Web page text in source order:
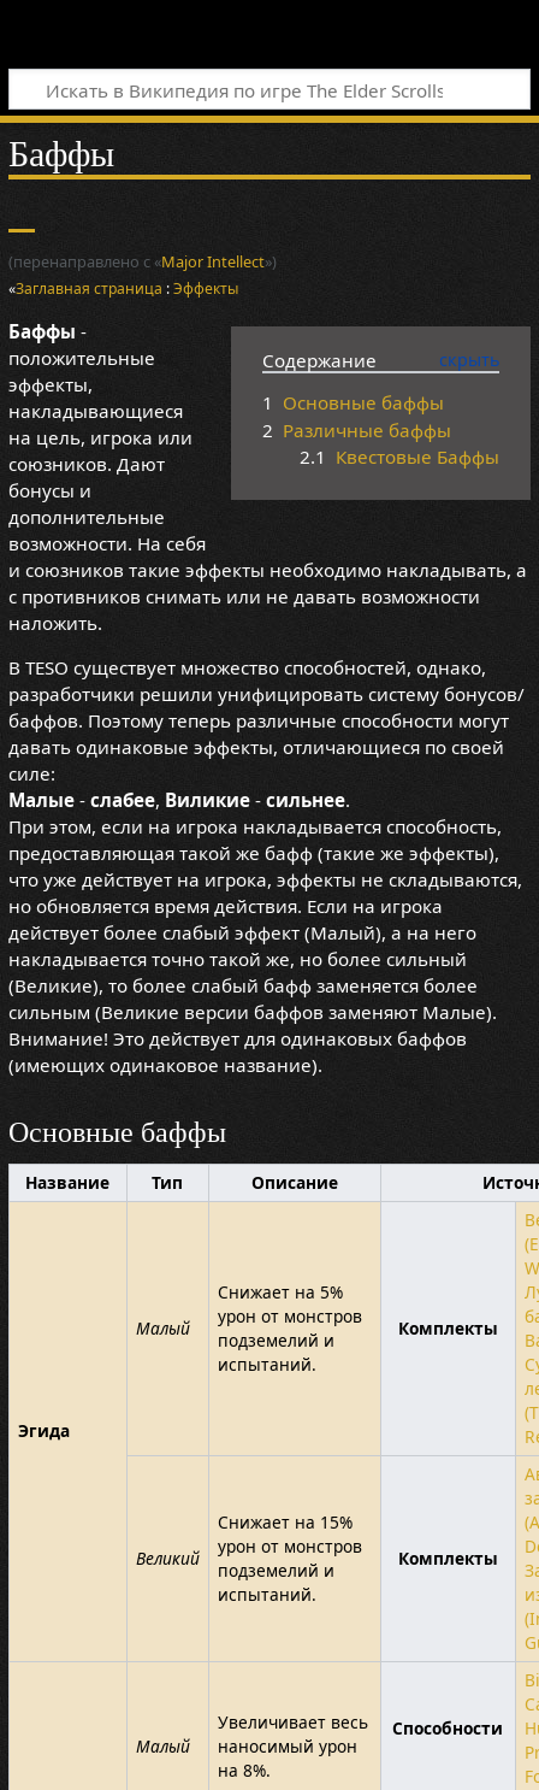
Баффы
(перенаправлено с «Major Intellect»)
«Заглавная страница :Эффекты
Содержание
1 Основные баффы
2 Различные баффы
2.1 Квестовые Баффы
Баффы -
положительные
эффекты,
накладывающиеся
на цель, игрока или
союзников. Дают
бонусы и
дополнительные
возможности. На себя
и союзников такие эффекты необходимо накладывать, а
с противников снимать или не давать возможности
наложить.
В TESO существует множество способностей, однако,
разработчики решили унифицировать систему бонусов/
баффов. Поэтому теперь различные способности могут
давать одинаковые эффекты, отличающиеся по своей
силе:
Малые- слабее, Виликие- сильнее.
При этом, если на игрока накладывается способность,
предоставляющая такой же бафф (такие же эффекты),
что уже действует на игрока, эффекты не складываются,
но обновляется время действия. Если на игрока
действует более слабый эффект (Малый), а на него
накладывается точно такой же, но более сильный
(Великие), то более слабый бафф заменяется более
сильным (Великие версии баффов заменяют Малые).
Внимание! Это действует для одинаковых баффов
(имеющих одинаковое название).
Основные баффы
Название Тип Описание
Эгида
Малый
Снижает на 5%
урон от монстров
подземелий и
испытаний.
Комплекты
Великий
Снижает на 15%
урон от монстров
подземелий и
испытаний.
Комплекты
Малый
Увеличивает весь
наносимый урон
на 8%.
Способности